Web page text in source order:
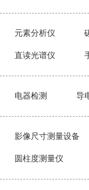
元素分析仪
直读光谱仪
电器检测 导
影像尺寸测量设备
圆柱度测量仪